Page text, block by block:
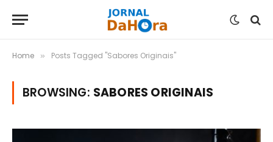
Home » Posts Tagged "Sabores Originais"
BROWSING: SABORES ORIGINAIS